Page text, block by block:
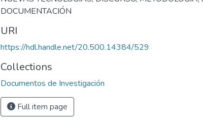
DOCUMENTACIÓN
URI
https://hdl.handle.net/20.500.14384/529
Collections
Documentos de Investigación
Full item page